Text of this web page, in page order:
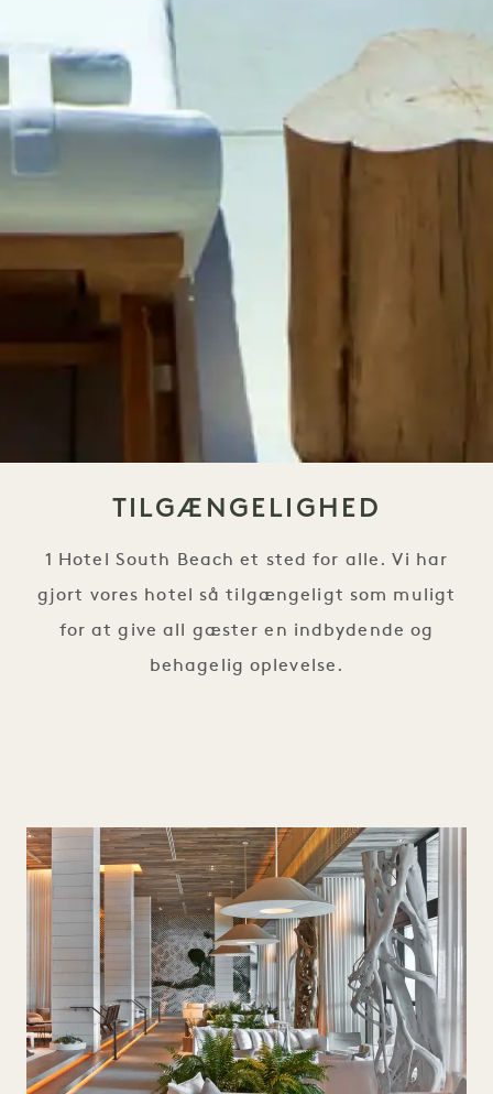
TILGÆNGELIGHED
1 Hotel South Beach et sted for alle. Vi har
gjort vores hotel så tilgængeligt som muligt
for at give all gæster en indbydende og
behagelig oplevelse.